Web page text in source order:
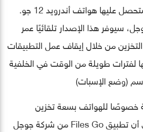
قائمة الميزات التي ستحصل عليها هواتف أندرويد 12 جو.
سيوفر هذا الإصدار تلقائيًا عمر
من خلال إيقاف عمل التطبيقات
لفترات طويلة من الوقت في الخلفية
(وضع الإسبات)
خصوصًا للهواتف بسعة تخزين
محدودة بالإضافة إلى أن تطبيق Files Go من شركة جوجل